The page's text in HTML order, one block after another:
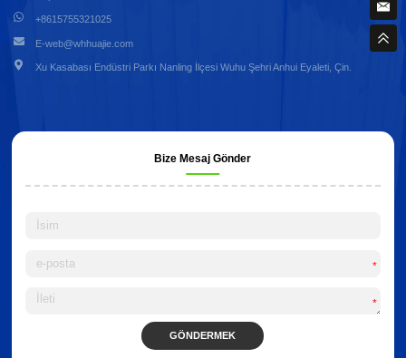
+8615755321025
E-web@whhuajie.com
Xu Kasabası Endüstri Parkı Nanling İlçesi Wuhu Şehri Anhui Eyaleti, Çin.
Bize Mesaj Gönder
*
*
GÖNDERMEK